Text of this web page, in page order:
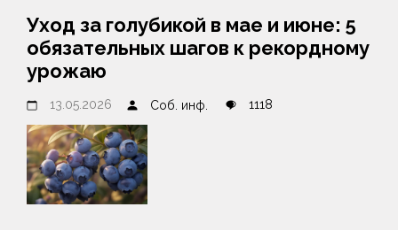
Уход за голубикой в мае и июне: 5
обязательных шагов к рекордному
урожаю
13.05.2026 Соб. инф. 1118